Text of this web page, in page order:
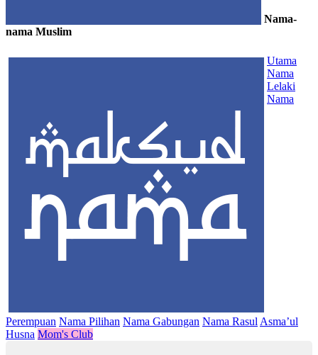
Nama-
nama Muslim
Utama
Nama
Lelaki
Nama
Perempuan Nama Pilihan Nama Gabungan Nama Rasul Asma’ul
Husna Mom's Club